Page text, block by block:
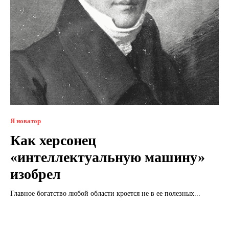
Я новатор
Как херсонец
«интеллектуальную машину»
изобрел
Главное богатство любой области кроется не в ее полезных...